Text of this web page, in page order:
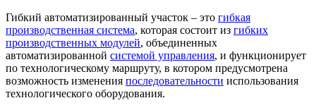
Гибкий автоматизированный участок – это гибкая
производственная система, которая состоит из гибких
производственных модулей, объединенных
автоматизированной системой управления, и функционирует
по технологическому маршруту, в котором предусмотрена
возможность изменения последовательности использования
технологического оборудования.